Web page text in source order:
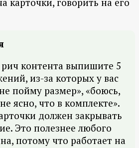
контента выпишите 5
из-за которых у вас
пойму размер», «боюсь,
ясно, что в комплекте».
должен закрывать
Это полезнее любого
потому что работает на